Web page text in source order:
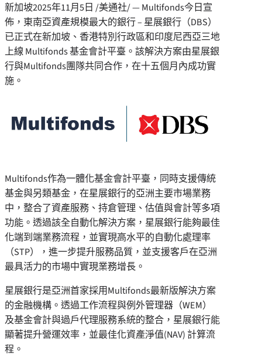
新加坡2025年11月5日 /美通社/ — Multifonds今日宣
佈，東南亞資產規模最大的銀行 – 星展銀行（DBS）
已正式在新加坡、香港特別行政區和印度尼西亞三地
上線 Multifonds 基金會計平臺。該解決方案由星展銀
行與Multifonds團隊共同合作，在十五個月內成功實
施。
Multifonds作為一體化基金會計平臺，同時支援傳統
基金與另類基金，在星展銀行的亞洲主要市場業務
中，整合了資產服務、持倉管理、估值與會計等多項
功能。透過該全自動化解決方案，星展銀行能夠最佳
化端到端業務流程，並實現高水平的自動化處理率
（STP），進一步提升服務品質，並支援客戶在亞洲
最具活力的市場中實現業務增長。
星展銀行是亞洲首家採用Multifonds最新版解決方案
的金融機構。透過工作流程與例外管理器（WEM）
及基金會計與過戶代理服務系統的整合，星展銀行能
顯著提升營運效率，並最佳化資產淨值(NAV) 計算流
程。